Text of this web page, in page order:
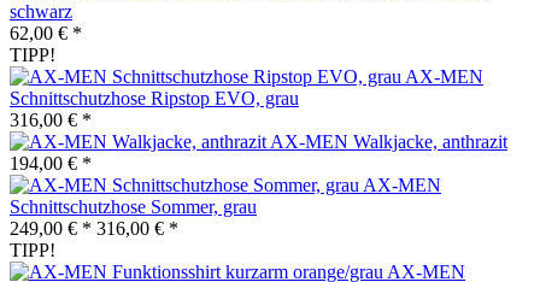
schwarz
62,00 € *
TIPP!
AX-MEN
Schnittschutzhose Ripstop EVO, grau
316,00 € *
AX-MEN Walkjacke, anthrazit
194,00 € *
AX-MEN
Schnittschutzhose Sommer, grau
249,00 € * 316,00 € *
TIPP!
AX-MEN